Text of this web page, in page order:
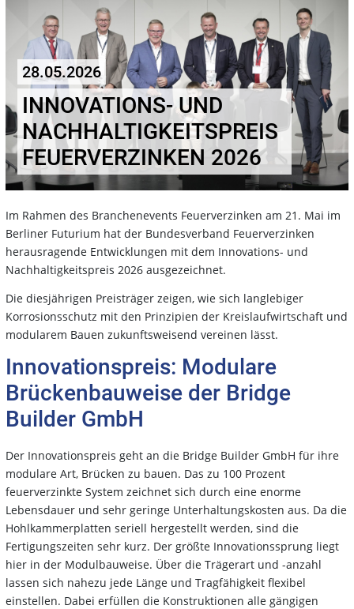
28.05.2026
INNOVATIONS- UND
NACHHALTIGKEITSPREIS
FEUERVERZINKEN 2026
Im Rahmen des Branchenevents Feuerverzinken am 21. Mai im
Berliner Futurium hat der Bundesverband Feuerverzinken
herausragende Entwicklungen mit dem Innovations- und
Nachhaltigkeitspreis 2026 ausgezeichnet.
Die diesjährigen Preisträger zeigen, wie sich langlebiger
Korrosionsschutz mit den Prinzipien der Kreislaufwirtschaft und
modularem Bauen zukunftsweisend vereinen lässt.
Innovationspreis: Modulare
Brückenbauweise der Bridge
Builder GmbH
Der Innovationspreis geht an die Bridge Builder GmbH für ihre
modulare Art, Brücken zu bauen. Das zu 100 Prozent
feuerverzinkte System zeichnet sich durch eine enorme
Lebensdauer und sehr geringe Unterhaltungskosten aus. Da die
Hohlkammerplatten seriell hergestellt werden, sind die
Fertigungszeiten sehr kurz. Der größte Innovationssprung liegt
hier in der Modulbauweise. Über die Trägerart und -anzahl
lassen sich nahezu jede Länge und Tragfähigkeit flexibel
einstellen. Dabei erfüllen die Konstruktionen alle gängigen